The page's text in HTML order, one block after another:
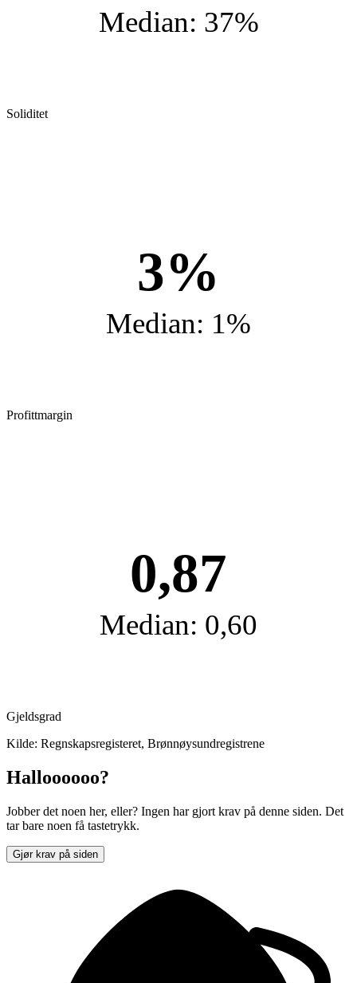
Median: 37%
Soliditet
3%
Median: 1%
Profittmargin
0,87
Median: 0,60
Gjeldsgrad
Kilde: Regnskapsregisteret, Brønnøysundregistrene
Halloooooo?
Jobber det noen her, eller? Ingen har gjort krav på denne siden. Det
tar bare noen få tastetrykk.
Gjør krav på siden